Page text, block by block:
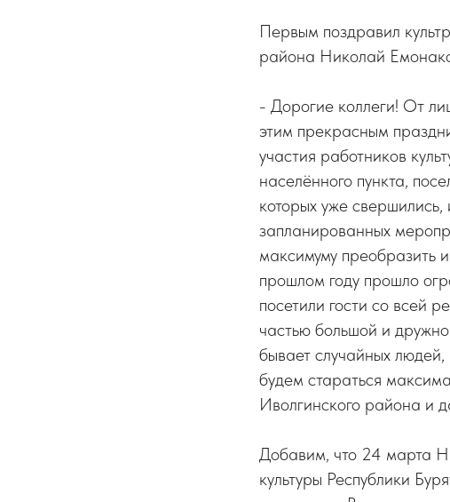
Первым поздравил
района Николай
- Дорогие коллеги! От
этим прекрасным
участия работников
населённого пункта,
которых уже
запланированных
максимуму преобразить
прошлом году прошло
посетили гости со всей
частью большой и
бывает случайных
будем стараться
Иволгинского района и
Добавим, что 24 марта
культуры Республики